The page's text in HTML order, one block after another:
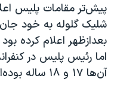
پیش‌تر مقامات پلیس
شلیک گلوله به خود
اما رئیس پلیس در
آن‌ها ۱۷ و ۱۸ ساله بوده‌اند.